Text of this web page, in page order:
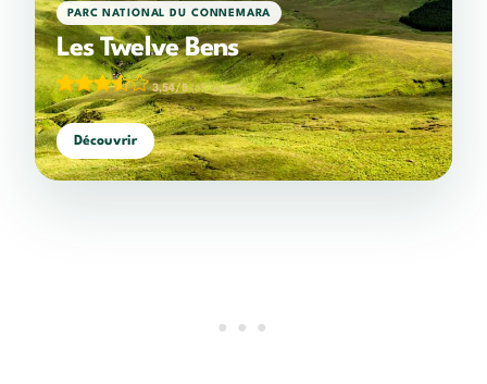
PARC NATIONAL DU CONNEMARA
Les Twelve Bens
3,54/5(65 votes)
Découvrir